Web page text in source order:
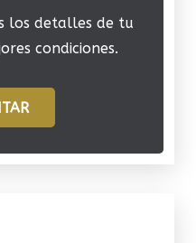
los detalles de tu
condiciones.